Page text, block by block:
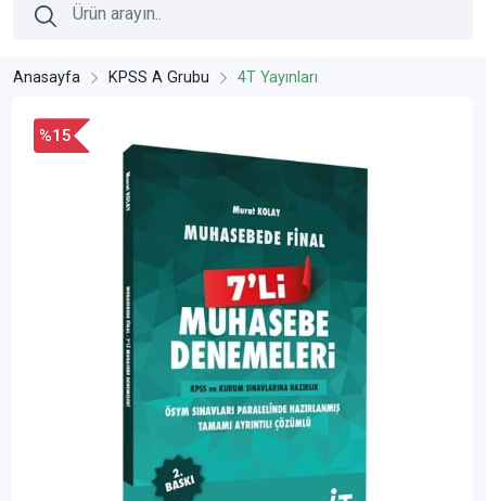
Anasayfa KPSS A Grubu 4T Yayınları
%15